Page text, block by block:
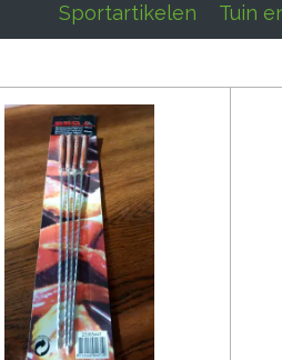
Sportartikelen Tuin